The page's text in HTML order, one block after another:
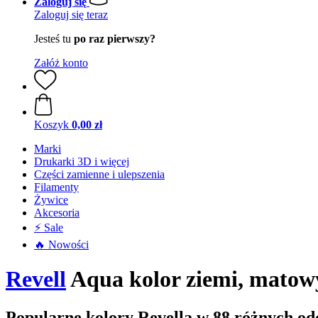
Zaloguj się teraz
Jesteś tu po raz pierwszy?
Załóż konto
Koszyk 0,00 zł
Marki
Drukarki 3D i więcej
Części zamienne i ulepszenia
Filamenty
Żywice
Akcesoria
⚡ Sale
🔥 Nowości
RevellAqua kolor ziemi,